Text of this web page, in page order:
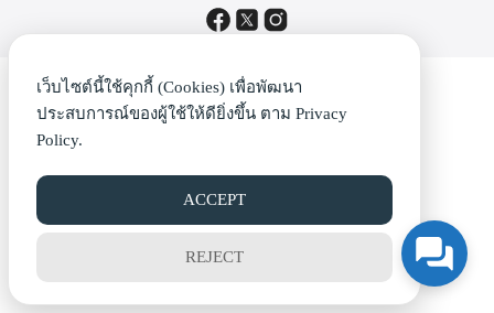
เว็บไซต์นี้ใช้คุกกี้ (Cookies) เพื่อพัฒนา
ประสบการณ์ของผู้ใช้ให้ดียิ่งขึ้น ตาม Privacy
Policy.
ACCEPT
REJECT